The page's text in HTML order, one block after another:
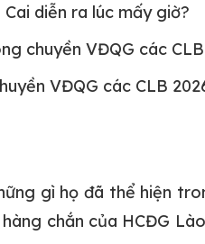
diễn ra lúc mấy giờ?
chuyền VĐQG các
VĐQG các CLB
gì họ đã thể hiện
chắn của HCĐG